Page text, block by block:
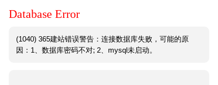
Database Error
(1040) 365建站错误警告：连接数据库失败，可能的原
因：1、数据库密码不对; 2、mysql未启动。